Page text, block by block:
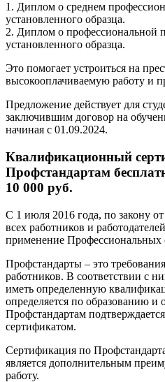
1. Диплом о среднем
установленного образца.
2. Диплом о профессиональной
установленного образца.
Это помогает устроиться на
высокооплачиваемую работу и
Предложение действует для
заключившим договор на
начиная с 01.09.2024.
Квалификационный
Профстандартам
10 000 руб.
С 1 июля 2016 года, по закону
всех работников и
применение Профессиональных
Профстандарты – это
работников. В соответствии с
иметь определенную
определяется по образованию и
Профстандартам
сертификатом.
Сертификация по
является дополнительным
работу.